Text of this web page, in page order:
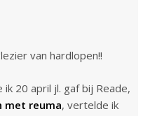
van hardlopen!!
20 april jl. gaf bij Reade,
met reuma, vertelde ik